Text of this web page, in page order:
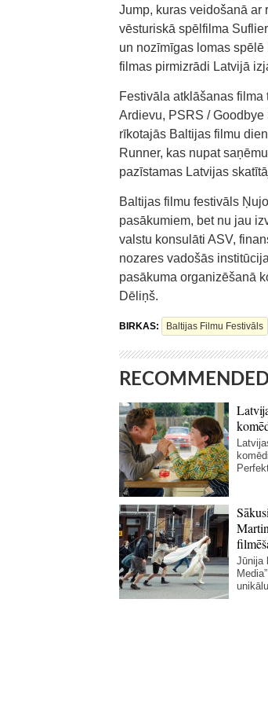
Jump, kuras veidošanā
vēsturiskā spēlfilma
un nozīmīgas lomas
filmas pirmizrādi Latvijā
Festivāla atklāšanas
Ardievu, PSRS /
rīkotajās Baltijas filmu
Runner, kas nupat
pazīstamas Latvijas
Baltijas filmu festivāls
pasākumiem, bet nu jau
valstu konsulāti ASV,
nozares vadošās
pasākuma organizēšanā
Dēliņš.
BIRKAS: Baltijas Filmu Festivāls
Jūnija